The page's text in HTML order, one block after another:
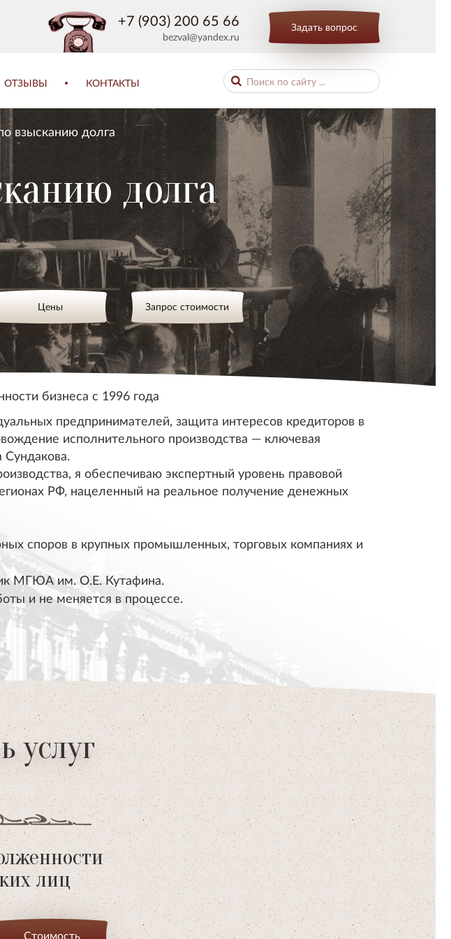
+7 (903) 200 65 66
bezval@yandex.ru
Задать вопрос
ОТЗЫВЫ КОНТАКТЫ
взысканию долга
долга
Цены Запрос стоимости
бизнеса с 1996 года
предпринимателей, защита интересов кредиторов в
исполнительного производства — ключевая
.
я обеспечиваю экспертный уровень правовой
РФ, нацеленный на реальное получение денежных
споров в крупных промышленных, торговых компаниях и
МГЮА им. О.Е. Кутафина.
и не меняется в процессе.
услуг
лиц
Стоимость